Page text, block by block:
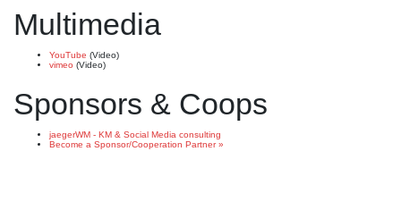
Multimedia
YouTube (Video)
vimeo (Video)
Sponsors & Coops
jaegerWM - KM & Social Media consulting
Become a Sponsor/Cooperation Partner »